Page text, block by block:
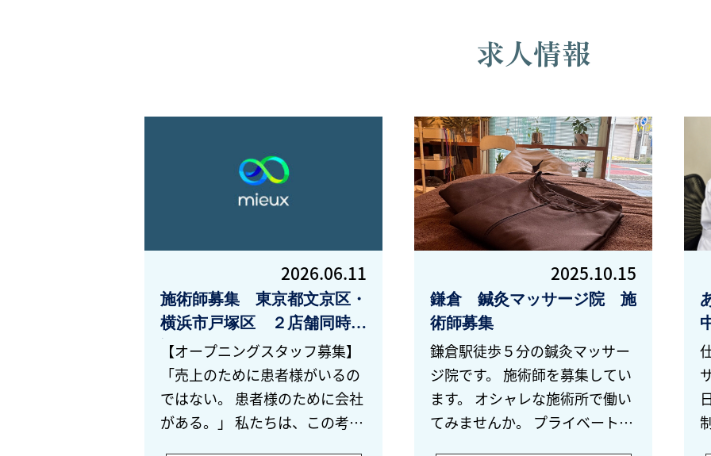
求人情報
2026.06.11
施術師募集 東京都文京区・
横浜市戸塚区 ２店舗同時開
設
【オープニングスタッフ募集】
「売上のために患者様がいるの
ではない。 患者様のために会社
がある。」 私たちは、この考え
2025.10.15
鎌倉 鍼灸マッサージ院 施
術師募集
鎌倉駅徒歩５分の鍼灸マッサー
ジ院です。 施術師を募集してい
ます。 オシャレな施術所で働い
てみませんか。 プライベートサ